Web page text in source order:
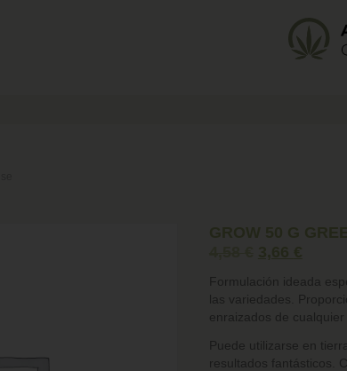
GROW 50 G
3,66 €
Formulación ideada
las variedades.
enraizados de
Puede utilizarse en
resultados fantásticos.